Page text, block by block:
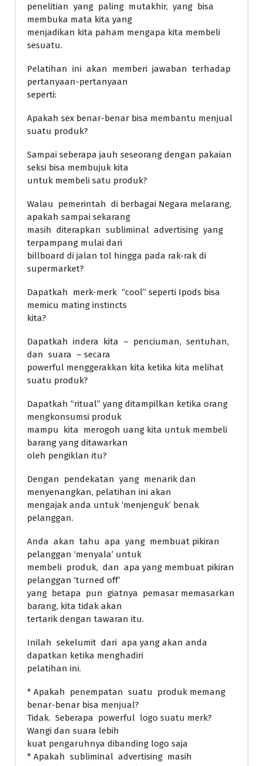
penelitian yang paling mutakhir, yang bisa
membuka mata kita yang
menjadikan kita paham mengapa kita membeli
sesuatu.
Pelatihan ini akan memberi jawaban terhadap
pertanyaan-pertanyaan
seperti:
Apakah sex benar-benar bisa membantu menjual
suatu produk?
Sampai seberapa jauh seseorang dengan pakaian
seksi bisa membujuk kita
untuk membeli satu produk?
Walau pemerintah di berbagai Negara melarang,
apakah sampai sekarang
masih diterapkan subliminal advertising yang
terpampang mulai dari
billboard di jalan tol hingga pada rak-rak di
supermarket?
Dapatkah merk-merk “cool” seperti Ipods bisa
memicu mating instincts
kita?
Dapatkah indera kita – penciuman, sentuhan,
dan suara – secara
powerful menggerakkan kita ketika kita melihat
suatu produk?
Dapatkah “ritual” yang ditampilkan ketika orang
mengkonsumsi produk
mampu kita merogoh uang kita untuk membeli
barang yang ditawarkan
oleh pengiklan itu?
Dengan pendekatan yang menarik dan
menyenangkan, pelatihan ini akan
mengajak anda untuk ‘menjenguk’ benak
pelanggan.
Anda akan tahu apa yang membuat pikiran
pelanggan ‘menyala’ untuk
membeli produk, dan apa yang membuat pikiran
pelanggan ‘turned off’
yang betapa pun giatnya pemasar memasarkan
barang, kita tidak akan
tertarik dengan tawaran itu.
Inilah sekelumit dari apa yang akan anda
dapatkan ketika menghadiri
pelatihan ini.
* Apakah penempatan suatu produk memang
benar-benar bisa menjual?
Tidak. Seberapa powerful logo suatu merk?
Wangi dan suara lebih
kuat pengaruhnya dibanding logo saja
* Apakah subliminal advertising masih